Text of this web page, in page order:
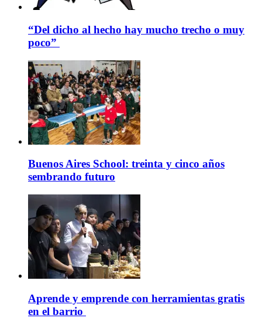
“Del dicho al hecho hay mucho trecho o muy
poco”
Buenos Aires School: treinta y cinco años
sembrando futuro
Aprende y emprende con herramientas gratis
en el barrio